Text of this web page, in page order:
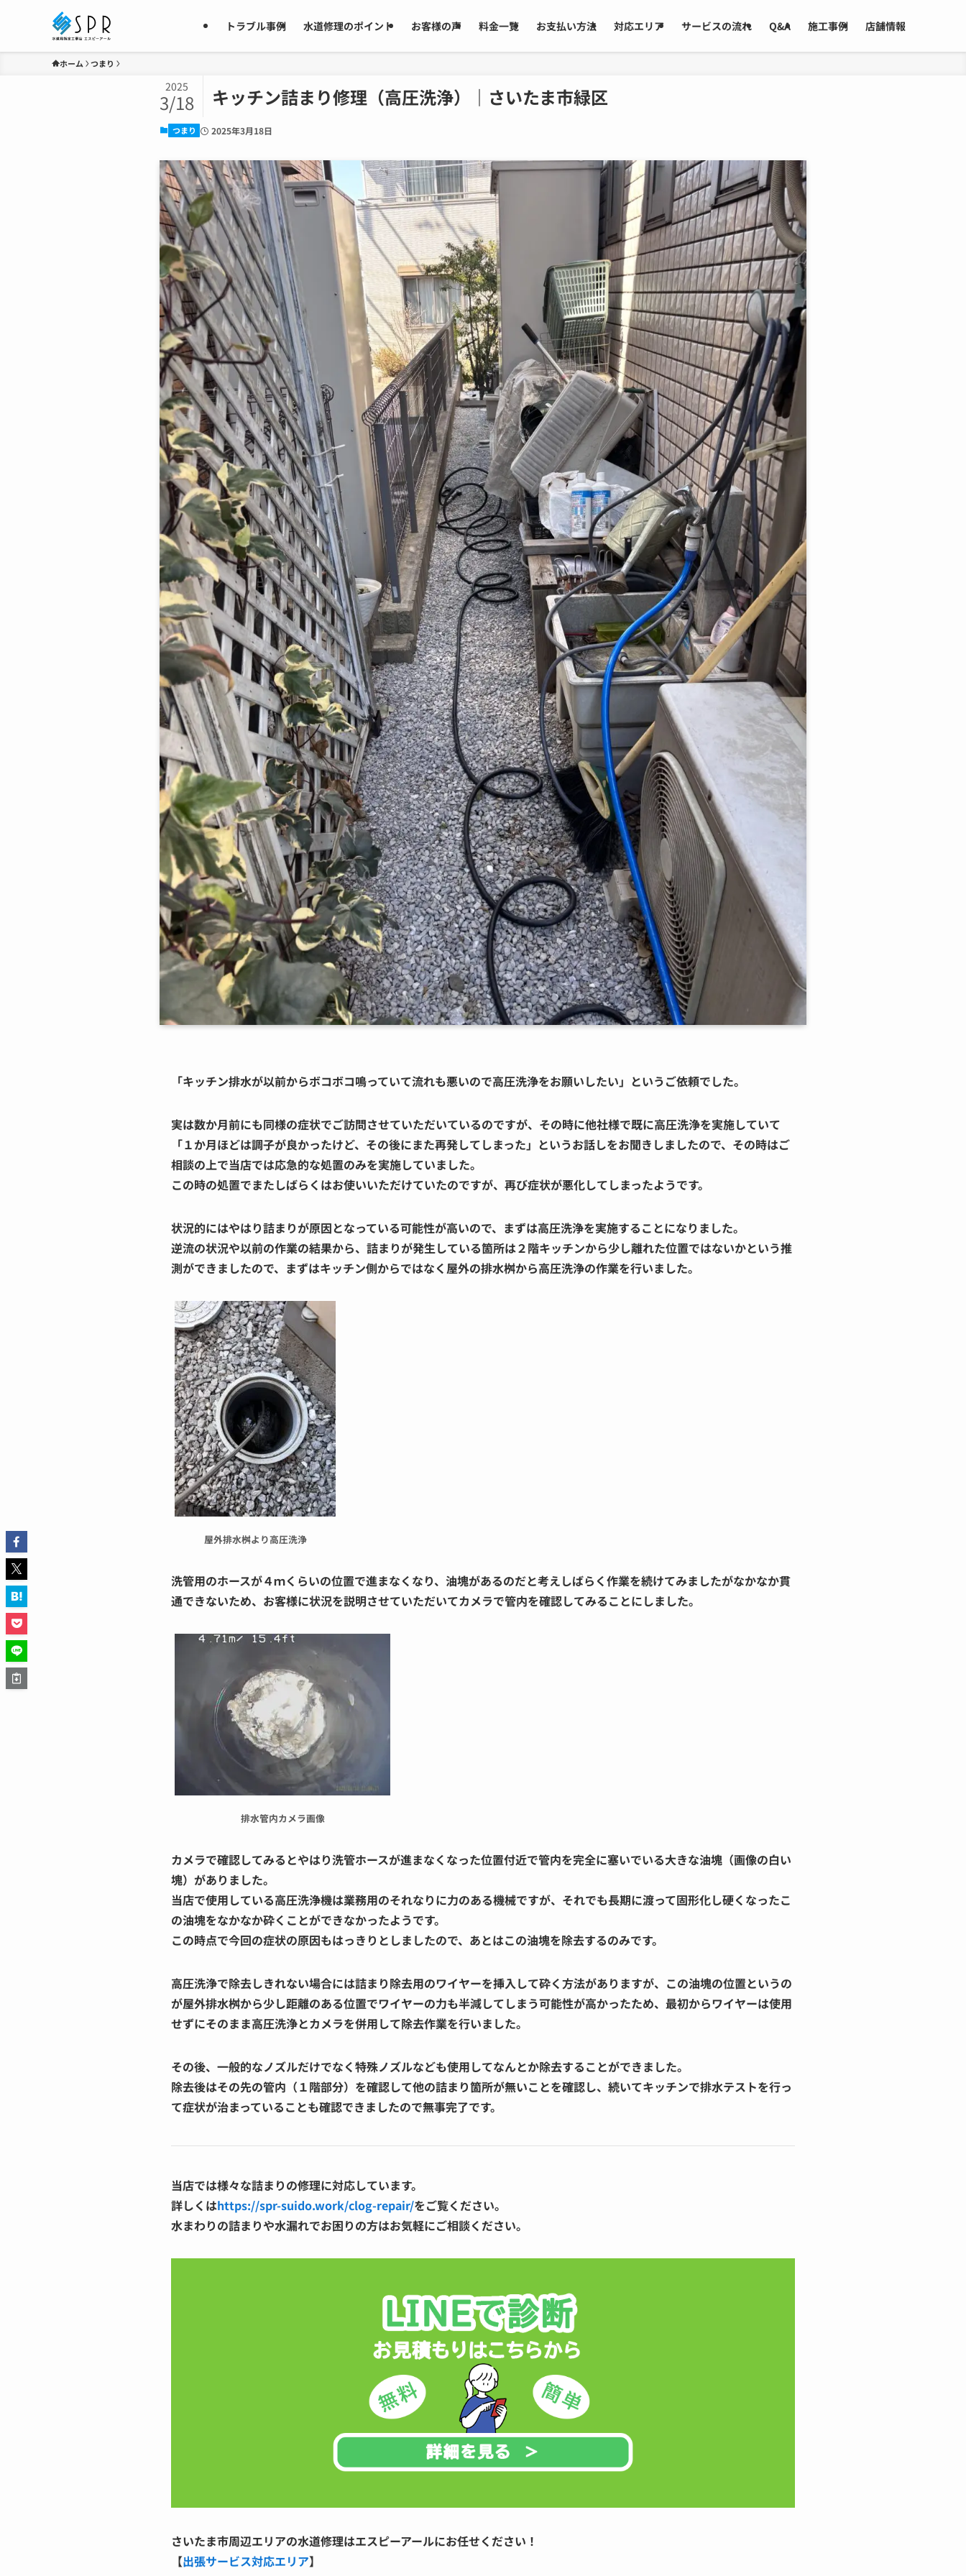
トラブル事例 水道修理のポイント お客様の声 料金一覧 お支払い方法 対応エリア サービスの流れ Q&A 施工事例 店舗情報
ホーム つまり
キッチン詰まり修理（高圧洗浄）｜さいたま市緑区
2025
3/18
つまり 2025年3月18日
「キッチン排水が以前からボコボコ鳴っていて流れも悪いので高圧洗浄をお願いしたい」というご依頼でした。
実は数か月前にも同様の症状でご訪問させていただいているのですが、その時に他社様で既に高圧洗浄を実施していて
「１か月ほどは調子が良かったけど、その後にまた再発してしまった」というお話しをお聞きしましたので、その時はご
相談の上で当店では応急的な処置のみを実施していました。
この時の処置でまたしばらくはお使いいただけていたのですが、再び症状が悪化してしまったようです。
状況的にはやはり詰まりが原因となっている可能性が高いので、まずは高圧洗浄を実施することになりました。
逆流の状況や以前の作業の結果から、詰まりが発生している箇所は２階キッチンから少し離れた位置ではないかという推
測ができましたので、まずはキッチン側からではなく屋外の排水桝から高圧洗浄の作業を行いました。
屋外排水桝より高圧洗浄
洗管用のホースが４ｍくらいの位置で進まなくなり、油塊があるのだと考えしばらく作業を続けてみましたがなかなか貫
通できないため、お客様に状況を説明させていただいてカメラで管内を確認してみることにしました。
排水管内カメラ画像
カメラで確認してみるとやはり洗管ホースが進まなくなった位置付近で管内を完全に塞いでいる大きな油塊（画像の白い
塊）がありました。
当店で使用している高圧洗浄機は業務用のそれなりに力のある機械ですが、それでも長期に渡って固形化し硬くなったこ
の油塊をなかなか砕くことができなかったようです。
この時点で今回の症状の原因もはっきりとしましたので、あとはこの油塊を除去するのみです。
高圧洗浄で除去しきれない場合には詰まり除去用のワイヤーを挿入して砕く方法がありますが、この油塊の位置というの
が屋外排水桝から少し距離のある位置でワイヤーの力も半減してしまう可能性が高かったため、最初からワイヤーは使用
せずにそのまま高圧洗浄とカメラを併用して除去作業を行いました。
その後、一般的なノズルだけでなく特殊ノズルなども使用してなんとか除去することができました。
除去後はその先の管内（１階部分）を確認して他の詰まり箇所が無いことを確認し、続いてキッチンで排水テストを行っ
て症状が治まっていることも確認できましたので無事完了です。
当店では様々な詰まりの修理に対応しています。
詳しくはhttps://spr-suido.work/clog-repair/をご覧ください。
水まわりの詰まりや水漏れでお困りの方はお気軽にご相談ください。
さいたま市周辺エリアの水道修理はエスピーアールにお任せください！
【出張サービス対応エリア】